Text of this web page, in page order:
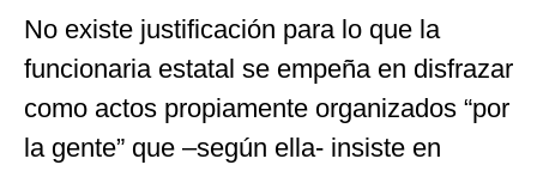
No existe justificación para lo que la
funcionaria estatal se empeña en disfrazar
como actos propiamente organizados “por
la gente” que –según ella- insiste en